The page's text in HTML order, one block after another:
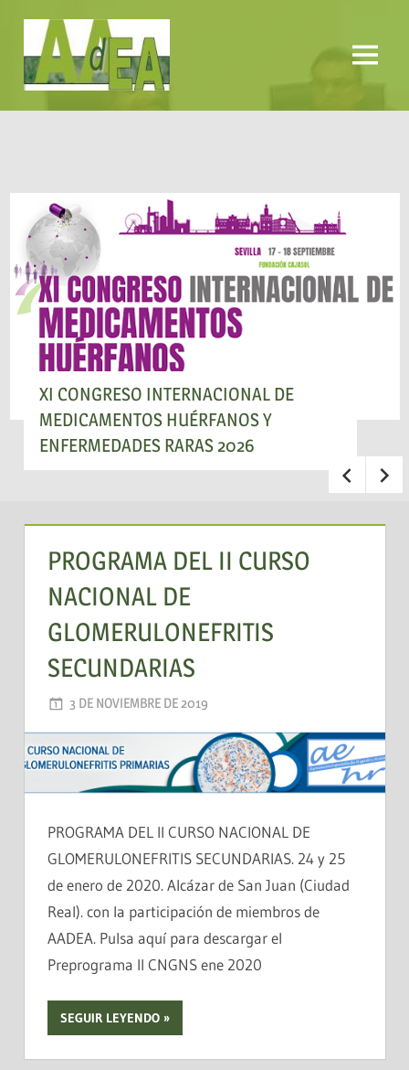
contenido
AADEA Menú
XI CONGRESO INTERNACIONAL DE
MEDICAMENTOS HUÉRFANOS Y
ENFERMEDADES RARAS 2026
PROGRAMA DEL II CURSO
NACIONAL DE
GLOMERULONEFRITIS
SECUNDARIAS
3 DE NOVIEMBRE DE 2019
PROGRAMA DEL II CURSO NACIONAL DE
GLOMERULONEFRITIS SECUNDARIAS. 24 y 25
de enero de 2020. Alcázar de San Juan (Ciudad
Real). con la participación de miembros de
AADEA. Pulsa aquí para descargar el
Preprograma II CNGNS ene 2020
SEGUIR LEYENDO